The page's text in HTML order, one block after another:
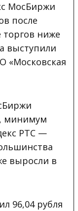
МосБиржи
после
торгов ниже
выступили
«Московская
минимум
РТС —
выросли в
96,04 рубля